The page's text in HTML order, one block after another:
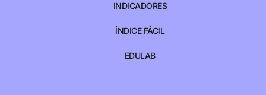
INDICADORES
ÍNDICE FÁCIL
EDULAB